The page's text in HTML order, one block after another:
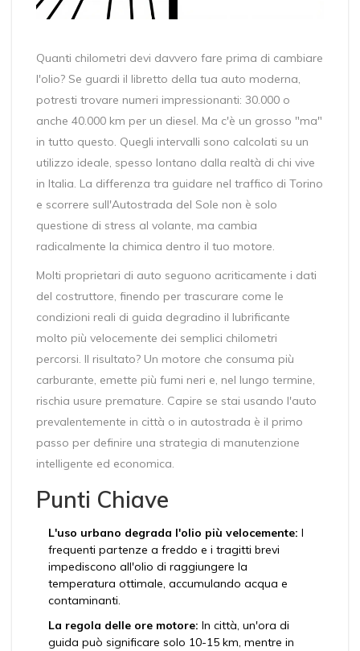
Quanti chilometri devi davvero fare prima di cambiare
l'olio? Se guardi il libretto della tua auto moderna,
potresti trovare numeri impressionanti: 30.000 o
anche 40.000 km per un diesel. Ma c'è un grosso "ma"
in tutto questo. Quegli intervalli sono calcolati su un
utilizzo ideale, spesso lontano dalla realtà di chi vive
in Italia. La differenza tra guidare nel traffico di Torino
e scorrere sull'Autostrada del Sole non è solo
questione di stress al volante, ma cambia
radicalmente la chimica dentro il tuo motore.
Molti proprietari di auto seguono acriticamente i dati
del costruttore, finendo per trascurare come le
condizioni reali di guida degradino il lubrificante
molto più velocemente dei semplici chilometri
percorsi. Il risultato? Un motore che consuma più
carburante, emette più fumi neri e, nel lungo termine,
rischia usure premature. Capire se stai usando l'auto
prevalentemente in città o in autostrada è il primo
passo per definire una strategia di manutenzione
intelligente ed economica.
Punti Chiave
L'uso urbano degrada l'olio più velocemente: I
frequenti partenze a freddo e i tragitti brevi
impediscono all'olio di raggiungere la
temperatura ottimale, accumulando acqua e
contaminanti.
La regola delle ore motore: In città, un'ora di
guida può significare solo 10-15 km, mentre in